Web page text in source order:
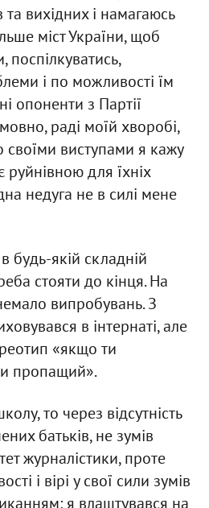
вихідних і намагаюсь
міст України, щоб
поспілкуватись,
і по можливості їм
опоненти з Партії
раді моїй хворобі,
своїми виступами я кажу
для їхніх
недуга не в силі мене
якій складній
стояти до кінця. На
випробувань. З
в інтернаті, але
«якщо ти
пропащий».
то через відсутність
батьків, не зумів
журналістики, проте
і вірі у свої сили зумів
я влаштувався на